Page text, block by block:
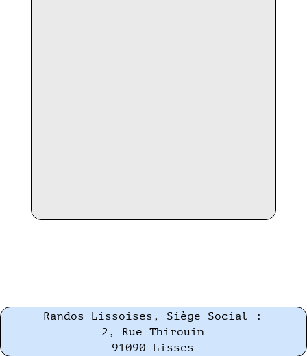
Randos Lissoises, Siège Social :
2, Rue Thirouin
91090 Lisses